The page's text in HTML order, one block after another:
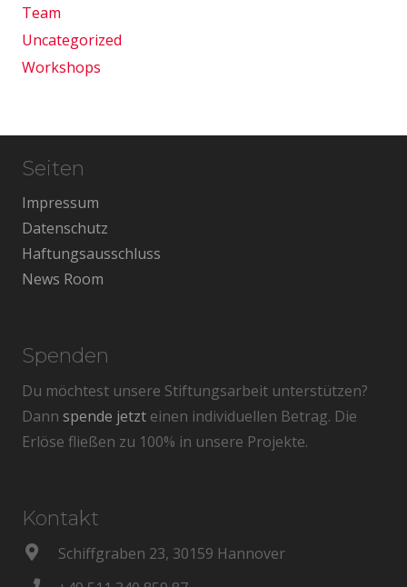
Team
Uncategorized
Workshops
Seiten
Impressum
Datenschutz
Haftungsausschluss
News Room
Spenden
Du möchtest unsere Stiftungsarbeit unterstützen?
Dann spende jetzt einen individuellen Betrag. Die
Erlöse fließen zu 100% in unsere Projekte.
Kontakt
Schiffgraben 23, 30159 Hannover